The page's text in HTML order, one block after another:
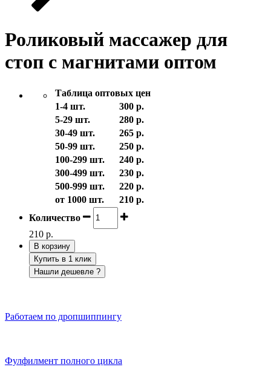
Роликовый массажер для
стоп с магнитами оптом
Таблица оптовых цен
1-4 шт.
300 р.
5-29 шт.
280 р.
30-49 шт.
265 р.
50-99 шт.
250 р.
100-299 шт.
240 р.
300-499 шт.
230 р.
500-999 шт.
220 р.
от 1000 шт.
210 р.
Количество
210 р.
В корзину
Купить в 1 клик
Нашли дешевле ?
Работаем по дропшиппингу
Фулфилмент полного цикла